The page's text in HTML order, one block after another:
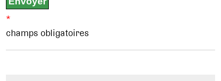
*
champs obligatoires